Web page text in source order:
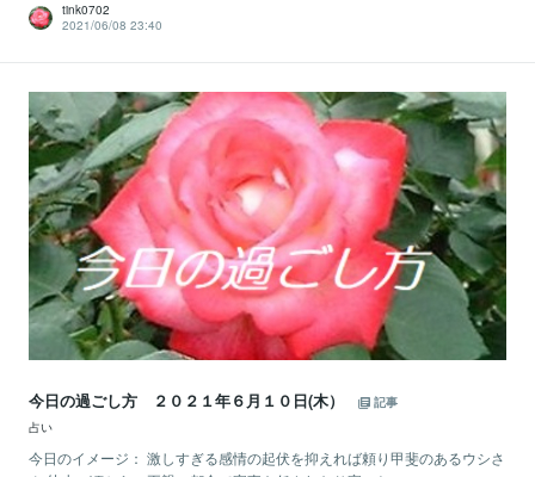
tink0702
2021/06/08 23:40
今日の過ごし方 ２０２１年６月１０日(木）
記事
占い
今日のイメージ： 激しすぎる感情の起伏を抑えれば頼り甲斐のあるウシさ